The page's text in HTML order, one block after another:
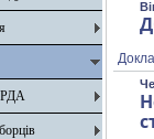
РДА